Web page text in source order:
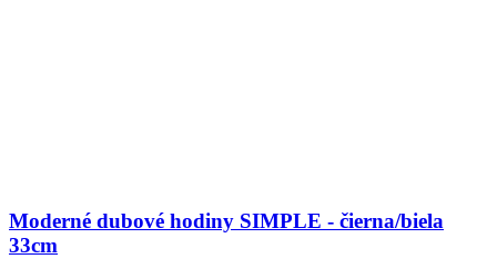
Moderné dubové hodiny SIMPLE - čierna/biela
33cm